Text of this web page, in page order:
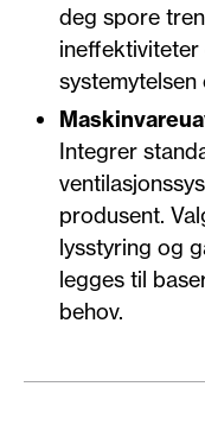
deg spore
systemytelsen
Integrer
produsent.
lysstyring og
legges til
behov.